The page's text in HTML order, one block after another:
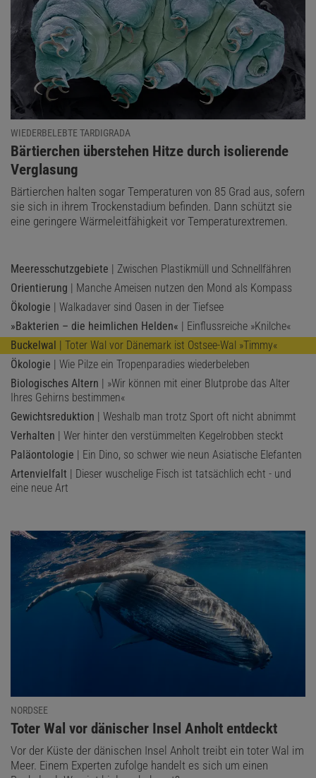
WIEDERBELEBTE TARDIGRADA
:
Bärtierchen überstehen Hitze durch isolierende
Verglasung
Bärtierchen halten sogar Temperaturen von 85 Grad aus, sofern
sie sich in ihrem Trockenstadium befinden. Dann schützt sie
eine geringere Wärmeleitfähigkeit vor Temperaturextremen.
Meeresschutzgebiete | Zwischen Plastikmüll und Schnellfähren
Orientierung | Manche Ameisen nutzen den Mond als Kompass
Ökologie | Walkadaver sind Oasen in der Tiefsee
»Bakterien – die heimlichen Helden« | Einflussreiche »Knilche«
Buckelwal | Toter Wal vor Dänemark ist Ostsee-Wal »Timmy«
Ökologie | Wie Pilze ein Tropenparadies wiederbeleben
Biologisches Altern | »Wir können mit einer Blutprobe das Alter
Ihres Gehirns bestimmen«
Gewichtsreduktion | Weshalb man trotz Sport oft nicht abnimmt
Verhalten | Wer hinter den verstümmelten Kegelrobben steckt
Paläontologie | Ein Dino, so schwer wie neun Asiatische Elefanten
Artenvielfalt | Dieser wuschelige Fisch ist tatsächlich echt - und
eine neue Art
NORDSEE
:
Toter Wal vor dänischer Insel Anholt entdeckt
Vor der Küste der dänischen Insel Anholt treibt ein toter Wal im
Meer. Einem Experten zufolge handelt es sich um einen